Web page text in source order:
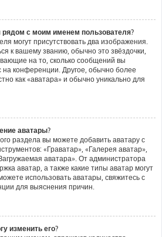
рядом с моим именем пользователя?
могут присутствовать два изображения.
к вашему званию, обычно это звёздочки,
на то, сколько сообщений вы
на конференции. Другое, обычно более
как «аватара» и обычно уникально для
аватары?
раздела вы можете добавить аватару с
«Граватар», «Галерея аватар»,
аватара». От администратора
аватар, а также какие типы аватар могут
использовать аватары, свяжитесь с
для выяснения причин.
изменить его?